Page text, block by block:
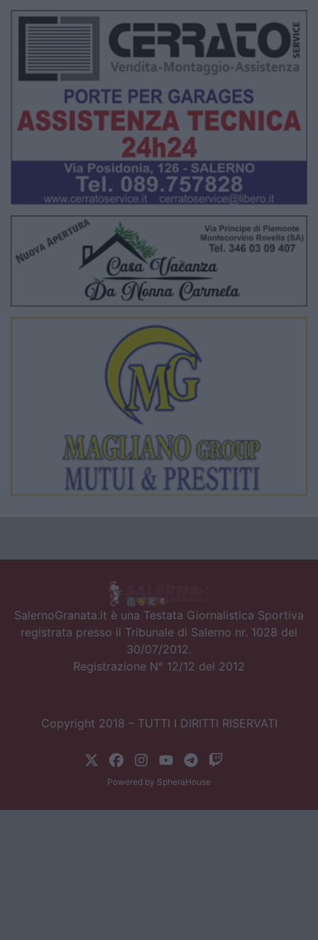
SalernoGranata.it è una Testata Giornalistica Sportiva
registrata presso il Tribunale di Salerno nr. 1028 del
30/07/2012.
Registrazione N° 12/12 del 2012
Copyright 2018 – TUTTI I DIRITTI RISERVATI
Powered by SpheraHouse